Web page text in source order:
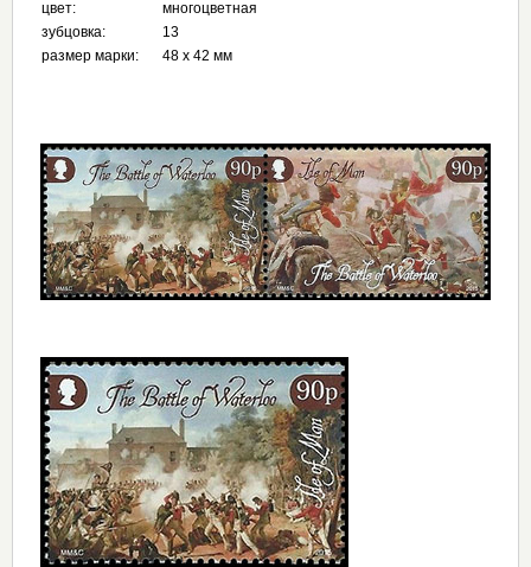
цвет:
многоцветная
зубцовка:
13
размер марки:
48 х 42 мм